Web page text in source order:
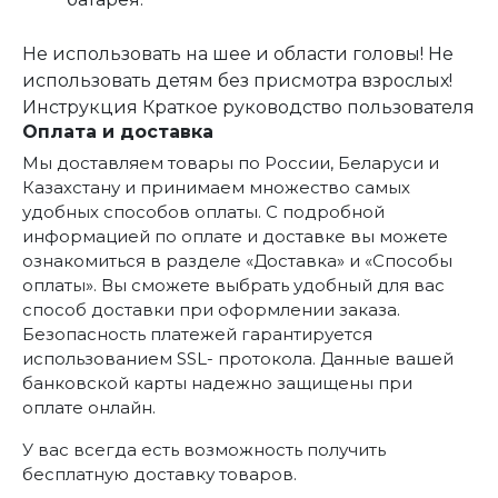
Не использовать на шее и области головы! Не
использовать детям без присмотра взрослых!
Инструкция Краткое руководство пользователя
Оплата и доставка
Мы доставляем товары по России, Беларуси и
Казахстану и принимаем множество самых
удобных способов оплаты. С подробной
информацией по оплате и доставке вы можете
ознакомиться в разделе «Доставка» и «Способы
оплаты». Вы сможете выбрать удобный для вас
способ доставки при оформлении заказа.
Безопасность платежей гарантируется
использованием SSL- протокола. Данные вашей
банковской карты надежно защищены при
оплате онлайн.
У вас всегда есть возможность получить
бесплатную доставку товаров.